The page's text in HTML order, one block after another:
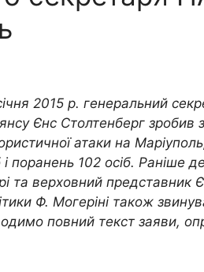
2015 р. генеральний
Єнс Столтенберг зробив
атаки на
і поранень 102 осіб. Раніше
та верховний представник
Ф. Могеріні також
повний текст заяви,